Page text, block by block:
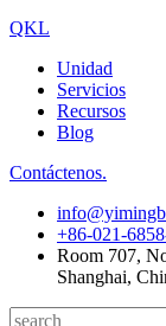
QKL
Unidad
Servicios
Recursos
Blog
Contáctenos.
+86-021-
Room 707,
Shanghai,